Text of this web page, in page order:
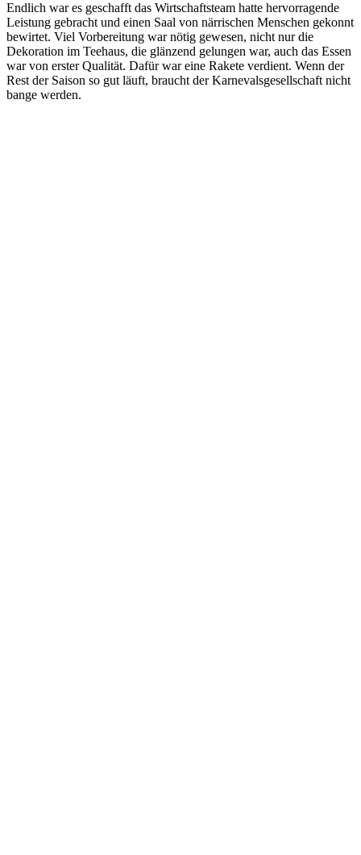
Endlich war es geschafft das Wirtschaftsteam hatte hervorragende
Leistung gebracht und einen Saal von närrischen Menschen gekonnt
bewirtet. Viel Vorbereitung war nötig gewesen, nicht nur die
Dekoration im Teehaus, die glänzend gelungen war, auch das Essen
war von erster Qualität. Dafür war eine Rakete verdient. Wenn der
Rest der Saison so gut läuft, braucht der Karnevalsgesellschaft nicht
bange werden.